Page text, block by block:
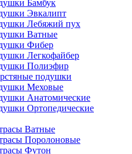
Бамбук
Эвкалипт
Лебяжий пух
Ватные
Фибер
Легкофайбер
Полиэфир
подушки
Меховые
Анатомические
Ортопедические
Ватные
Поролоновые
Футон